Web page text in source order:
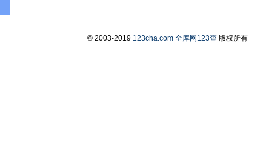
© 2003-2019 123cha.com 全库网123查版权所有